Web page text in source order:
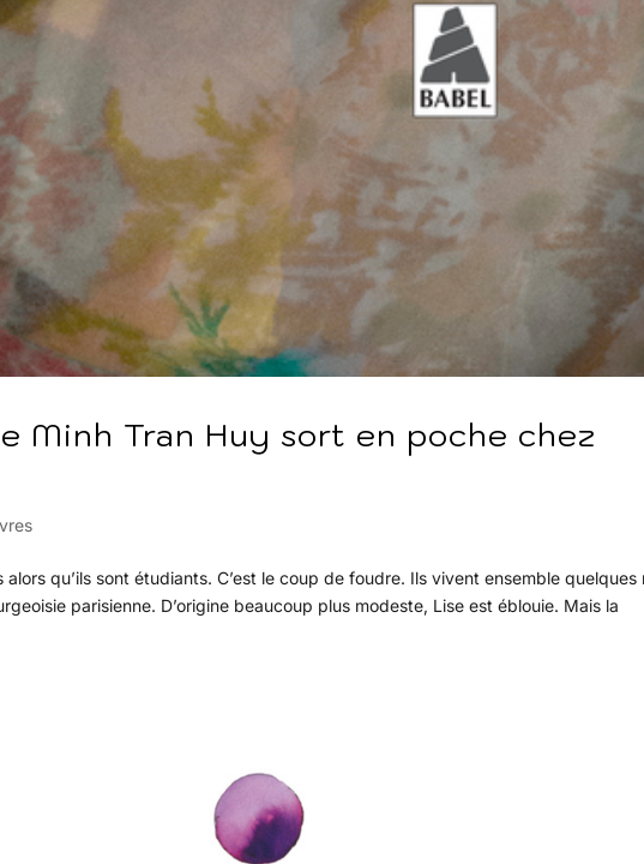
Minh Tran Huy sort en poche chez
qu’ils sont étudiants. C’est le coup de foudre. Ils vivent ensemble quelques
parisienne. D’origine beaucoup plus modeste, Lise est éblouie. Mais la